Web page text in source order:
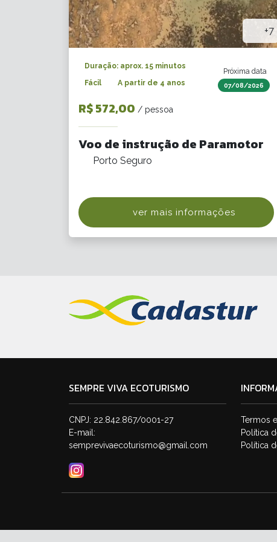
+7
Próxima data
07/08/2026
Duração: aprox. 15 minutos
Fácil
A partir de 4 anos
R$ 572,00 / pessoa
Voo de instrução de Paramotor
Porto Seguro
ver mais informações
SEMPRE VIVA ECOTURISMO
CNPJ: 22.842.867/0001-27
E-mail:
semprevivaecoturismo@gmail.com
Termos
Política
Política